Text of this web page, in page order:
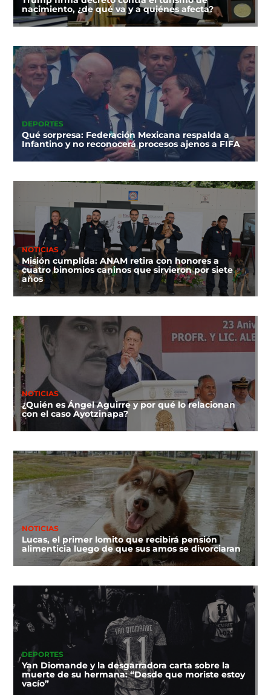
nacimiento, ¿de qué va y a quiénes afecta?
DEPORTES
Qué sorpresa: Federación Mexicana respalda a
Infantino y no reconocerá procesos ajenos a FIFA
NOTICIAS
Misión cumplida: ANAM retira con honores a
cuatro binomios caninos que sirvieron por siete
años
NOTICIAS
¿Quién es Ángel Aguirre y por qué lo relacionan
con el caso Ayotzinapa?
NOTICIAS
Lucas, el primer lomito que recibirá pensión
alimenticia luego de que sus amos se divorciaran
DEPORTES
Yan Diomande y la desgarradora carta sobre la
muerte de su hermana: “Desde que moriste estoy
vacío”